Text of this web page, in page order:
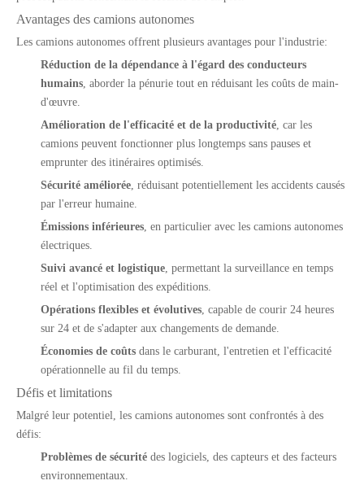
Avantages des camions autonomes
Les camions autonomes offrent plusieurs avantages pour l'industrie:
Réduction de la dépendance à l'égard des conducteurs
humains, aborder la pénurie tout en réduisant les coûts de main-
d'œuvre.
Amélioration de l'efficacité et de la productivité, car les
camions peuvent fonctionner plus longtemps sans pauses et
emprunter des itinéraires optimisés.
Sécurité améliorée, réduisant potentiellement les accidents causés
par l'erreur humaine.
Émissions inférieures, en particulier avec les camions autonomes
électriques.
Suivi avancé et logistique, permettant la surveillance en temps
réel et l'optimisation des expéditions.
Opérations flexibles et évolutives, capable de courir 24 heures
sur 24 et de s'adapter aux changements de demande.
Économies de coûts dans le carburant, l'entretien et l'efficacité
opérationnelle au fil du temps.
Défis et limitations
Malgré leur potentiel, les camions autonomes sont confrontés à des
défis:
Problèmes de sécurité des logiciels, des capteurs et des facteurs
environnementaux.